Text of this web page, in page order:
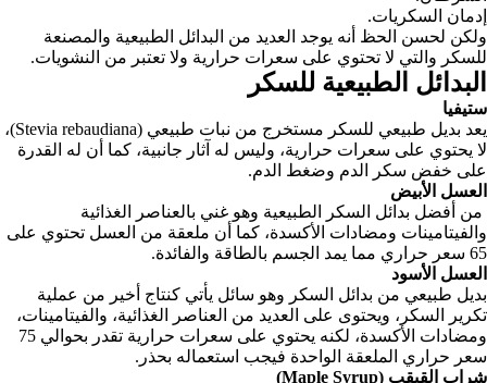
إدمان السكريات.
ولكن لحسن الحظ أنه يوجد العديد من البدائل الطبيعية والمصنعة
للسكر والتي لا تحتوي على سعرات حرارية ولا تعتبر من النشويات.
البدائل الطبيعية للسكر
ستيفيا
يعد بديل طبيعي للسكر مستخرج من نبات طبيعي (Stevia rebaudiana)،
لا يحتوي على سعرات حرارية، وليس له آثار جانبية، كما أن له القدرة
على خفض سكر الدم وضغط الدم.
العسل الأبيض
من أفضل بدائل السكر الطبيعية وهو غني بالعناصر الغذائية
والفيتامينات ومضادات الأكسدة، كما أن ملعقة من العسل تحتوي على
65 سعر حراري مما يمد الجسم بالطاقة والفائدة.
العسل الأسود
بديل طبيعي من بدائل السكر وهو سائل يأتي كنتاج أخير من عملية
تكرير السكر، ويحتوى على العديد من العناصر الغذائية، والفيتامينات،
ومضادات الأكسدة، لكنه يحتوي على سعرات حرارية تقدر بحوالي 75
سعر حراري الملعقة الواحدة فيجب استعماله بحذر.
شراب القيقب (Maple Syrup)